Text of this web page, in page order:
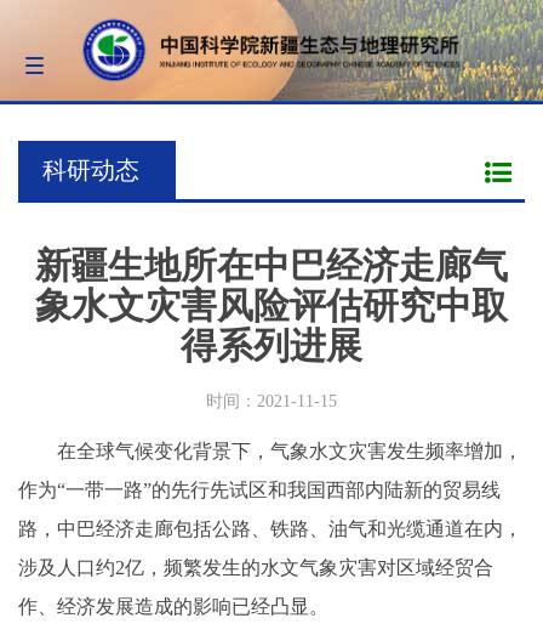
Toggle
navigation
科研动态
新疆生地所在中巴经济走廊气
象水文灾害风险评估研究中取
得系列进展
时间：2021-11-15
在全球气候变化背景下，气象水文灾害发生频率增加，
作为“一带一路”的先行先试区和我国西部内陆新的贸易线
路，中巴经济走廊包括公路、铁路、油气和光缆通道在内，
涉及人口约2亿，频繁发生的水文气象灾害对区域经贸合
作、经济发展造成的影响已经凸显。